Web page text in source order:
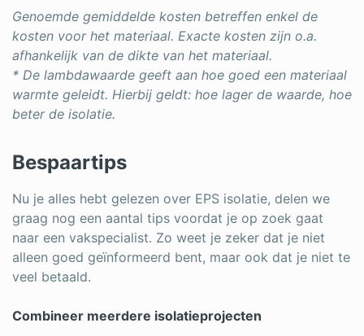
Genoemde gemiddelde kosten betreffen enkel de
kosten voor het materiaal. Exacte kosten zijn o.a.
afhankelijk van de dikte van het materiaal.
* De lambdawaarde geeft aan hoe goed een materiaal
warmte geleidt. Hierbij geldt: hoe lager de waarde, hoe
beter de isolatie.
Bespaartips
Nu je alles hebt gelezen over EPS isolatie, delen we
graag nog een aantal tips voordat je op zoek gaat
naar een vakspecialist. Zo weet je zeker dat je niet
alleen goed geïnformeerd bent, maar ook dat je niet te
veel betaald.
Combineer meerdere isolatieprojecten